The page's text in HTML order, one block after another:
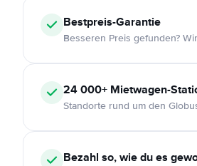
Bestpreis-Garantie
Besseren Preis gefunden?
24 000+ Mietwagen-
Standorte rund um den
Bezahl so, wie du es